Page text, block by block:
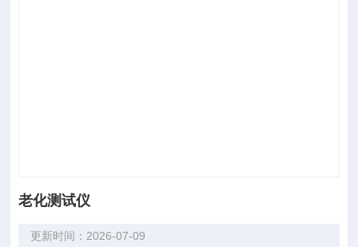
老化测试仪
更新时间：2026-07-09